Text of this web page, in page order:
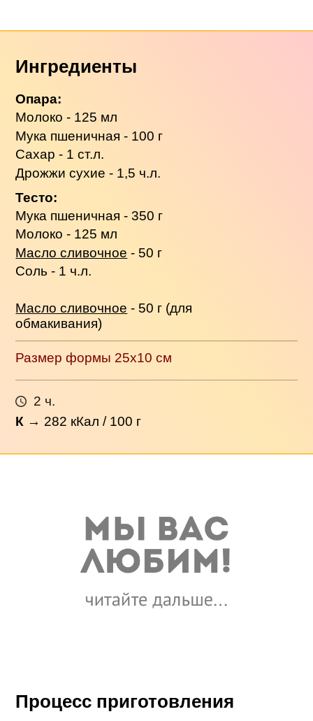
Ингредиенты
Опара:
Молоко - 125 мл
Мука пшеничная - 100 г
Сахар - 1 ст.л.
Дрожжи сухие - 1,5 ч.л.
Тесто:
Мука пшеничная - 350 г
Молоко - 125 мл
Масло сливочное - 50 г
Соль - 1 ч.л.
Масло сливочное - 50 г (для
обмакивания)
Размер формы 25x10 см
2 ч.
К → 282 кКал / 100 г
Процесс приготовления